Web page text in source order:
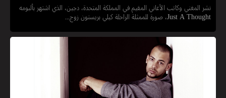
نشر المغني وكاتب الأغاني المقيم في المملكة المتحدة، دجين، الذي اشتهر بألبومه
Just A Thought، صورة للممثلة الراحلة كيلي بريستون زوج...